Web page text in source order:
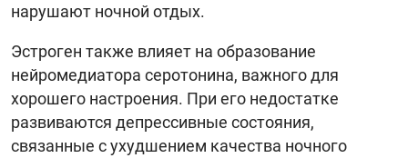
нарушают ночной отдых.
Эстроген также влияет на образование
нейромедиатора серотонина, важного для
хорошего настроения. При его недостатке
развиваются депрессивные состояния,
связанные с ухудшением качества ночного